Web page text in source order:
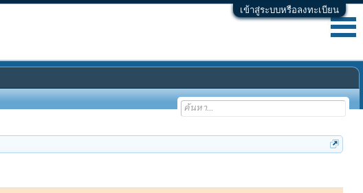
เข้าสู่ระบบหรือลงทะเบียน